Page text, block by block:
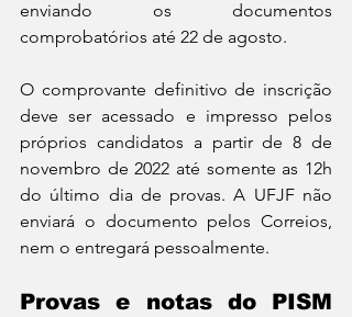
enviando os documentos
comprobatórios até 22 de agosto.
O comprovante definitivo de inscrição
deve ser acessado e impresso pelos
próprios candidatos a partir de 8 de
novembro de 2022 até somente as 12h
do último dia de provas. A UFJF não
enviará o documento pelos Correios,
nem o entregará pessoalmente.
Provas e notas do PISM